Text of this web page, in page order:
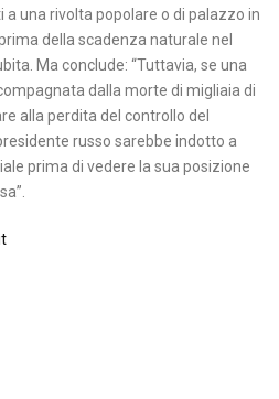
a una rivolta popolare o di palazzo in
della scadenza naturale nel
Ma conclude: “Tuttavia, se una
dalla morte di migliaia di
alla perdita del controllo del
russo sarebbe indotto a
prima di vedere la sua posizione